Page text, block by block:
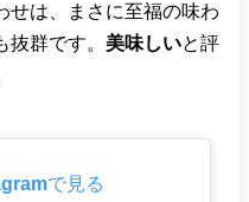
せは、まさに至福の味わ
群です。 美味しいと評
で見る